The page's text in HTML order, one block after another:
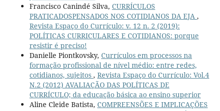
Francisco Canindé Silva, CURRÍCULOS
PRATICADOSPENSADOS NOS COTIDIANOS DA EJA ,
Revista Espaço do Currículo: v. 12 n. 2 (2019):
POLÍTICAS CURRICULARES E COTIDIANOS: porque
resistir é preciso!
Danielle Piontkovsky, Currículos em processos na
formação profissional de nível médio: entre redes,
cotidianos, sujeitos , Revista Espaço do Currículo: Vol.4
N.2 (2012) AVALIAÇÃO DAS POLÍTICAS DE
CURRÍCULO; da educação básica ao ensino superior
Aline Cleide Batista, COMPREENSÕES E IMPLICAÇÕES